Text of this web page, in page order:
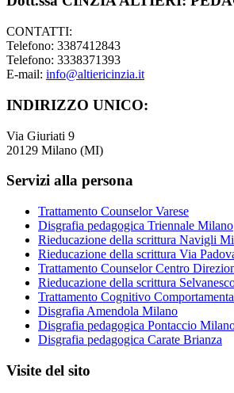
CONTATTI:
Telefono: 3387412843
Telefono: 3338371393
E-mail: info@altiericinzia.it
INDIRIZZO UNICO:
Via Giuriati 9
20129 Milano (MI)
Servizi alla persona
Trattamento Counselor Varese
Disgrafia pedagogica Triennale Milano
Rieducazione della scrittura Navigli
Rieducazione della scrittura Via
Trattamento Counselor Centro
Rieducazione della scrittura
Trattamento Cognitivo
Disgrafia Amendola Milano
Disgrafia pedagogica Pontaccio
Disgrafia pedagogica Carate Brianza
Visite del sito